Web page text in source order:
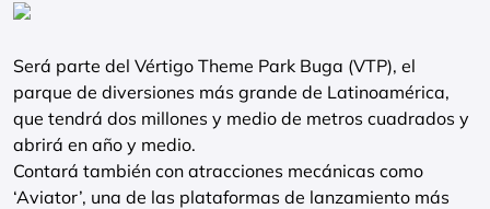
Será parte del Vértigo Theme Park Buga (VTP), el
parque de diversiones más grande de Latinoamérica,
que tendrá dos millones y medio de metros cuadrados y
abrirá en año y medio.
Contará también con atracciones mecánicas como
‘Aviator’, una de las plataformas de lanzamiento más